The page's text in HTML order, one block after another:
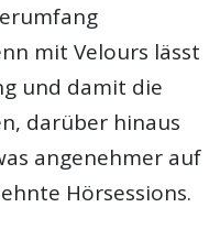
mit Velours lässt
und damit die
darüber hinaus
angenehmer auf
Hörsessions.